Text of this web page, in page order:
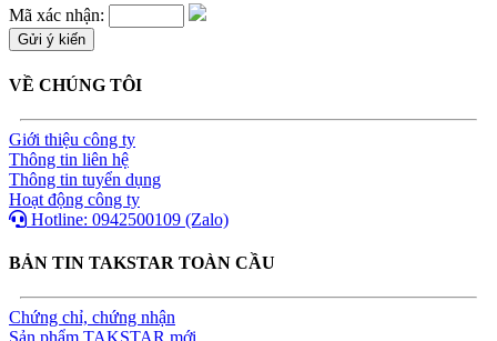
Mã xác nhận:
VỀ CHÚNG TÔI
Giới thiệu công ty
Thông tin liên hệ
Thông tin tuyển dụng
Hoạt động công ty
Hotline: 0942500109 (Zalo)
BẢN TIN TAKSTAR TOÀN CẦU
Chứng chỉ, chứng nhận